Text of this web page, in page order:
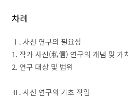
차례
Ⅰ . 사신 연구의 필요성
1. 작가 사신(私信) 연구의 개념 및 가치
2. 연구 대상 및 범위
Ⅱ . 사신 연구의 기초 작업